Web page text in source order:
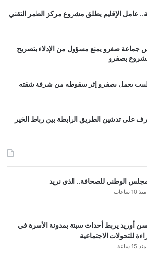
عامل الإقليم يطلق مشروع مركز الطمر التقني
جماعة صفرو يمنع مسؤول من الإدلاء بتصريح
بصفرو
يعمل بصفرو إثر سقوطه من شرفة شقته
على تدشين الطريق الرابطة بين رباط الخير
الوطني للصحافة.. الذي نريد
منذ 10 ساعات
أوريد يربط أحداث سبتة بمدونة الأسرة في
للتحولات الاجتماعية
منذ 15 ساعة